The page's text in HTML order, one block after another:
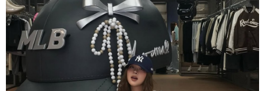
每筆NT$80，滿NT$699(含以上)免運費